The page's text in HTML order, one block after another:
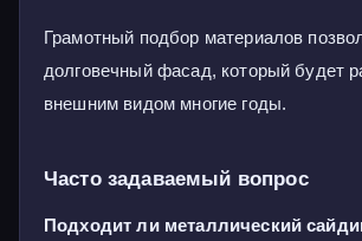
Грамотный подбор материалов
долговечный фасад, который будет
внешним видом многие годы.
Часто задаваемый вопрос
Подходит ли металлический